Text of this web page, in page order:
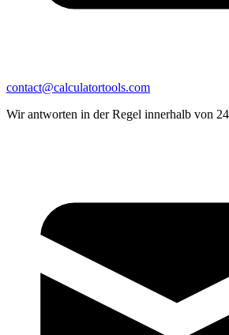
contact@calculatortools.com
Wir antworten in der Regel innerhalb von